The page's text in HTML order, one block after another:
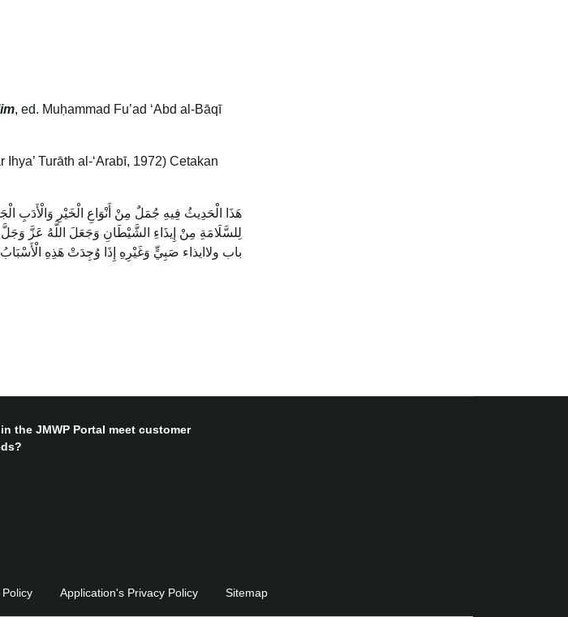
, ed. Muḥammad Fu’ad ‘Abd al-Bāqī
Ihya’ Turāth al-‘Arabī, 1972) Cetakan
هَذَا الْحَدِيثُ فِيهِ جُمَلٌ مِنْ أَنْوَاعِ الْخَيْرِ وَالْأَدَبِ
لِلسَّلَامَةِ مِنْ إِيذَاءِ الشَّيْطَانِ وَجَعَلَ اللَّهُ عَزَّ وَجَلَّ
باب ولاايذاء صَبِيٍّ وَغَيْرِهِ إِذَا وُجِدَتْ هَذِهِ الْأَسْبَابُ
the JMWP Portal meet customer
Application's Privacy Policy Sitemap